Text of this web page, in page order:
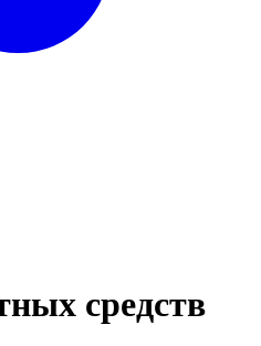
средств